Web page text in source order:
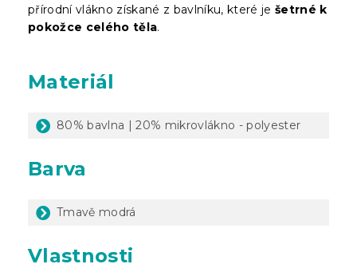
přírodní vlákno získané z bavlníku, které je šetrné k
pokožce celého těla.
Materiál
80% bavlna | 20% mikrovlákno - polyester
Barva
Tmavě modrá
Vlastnosti